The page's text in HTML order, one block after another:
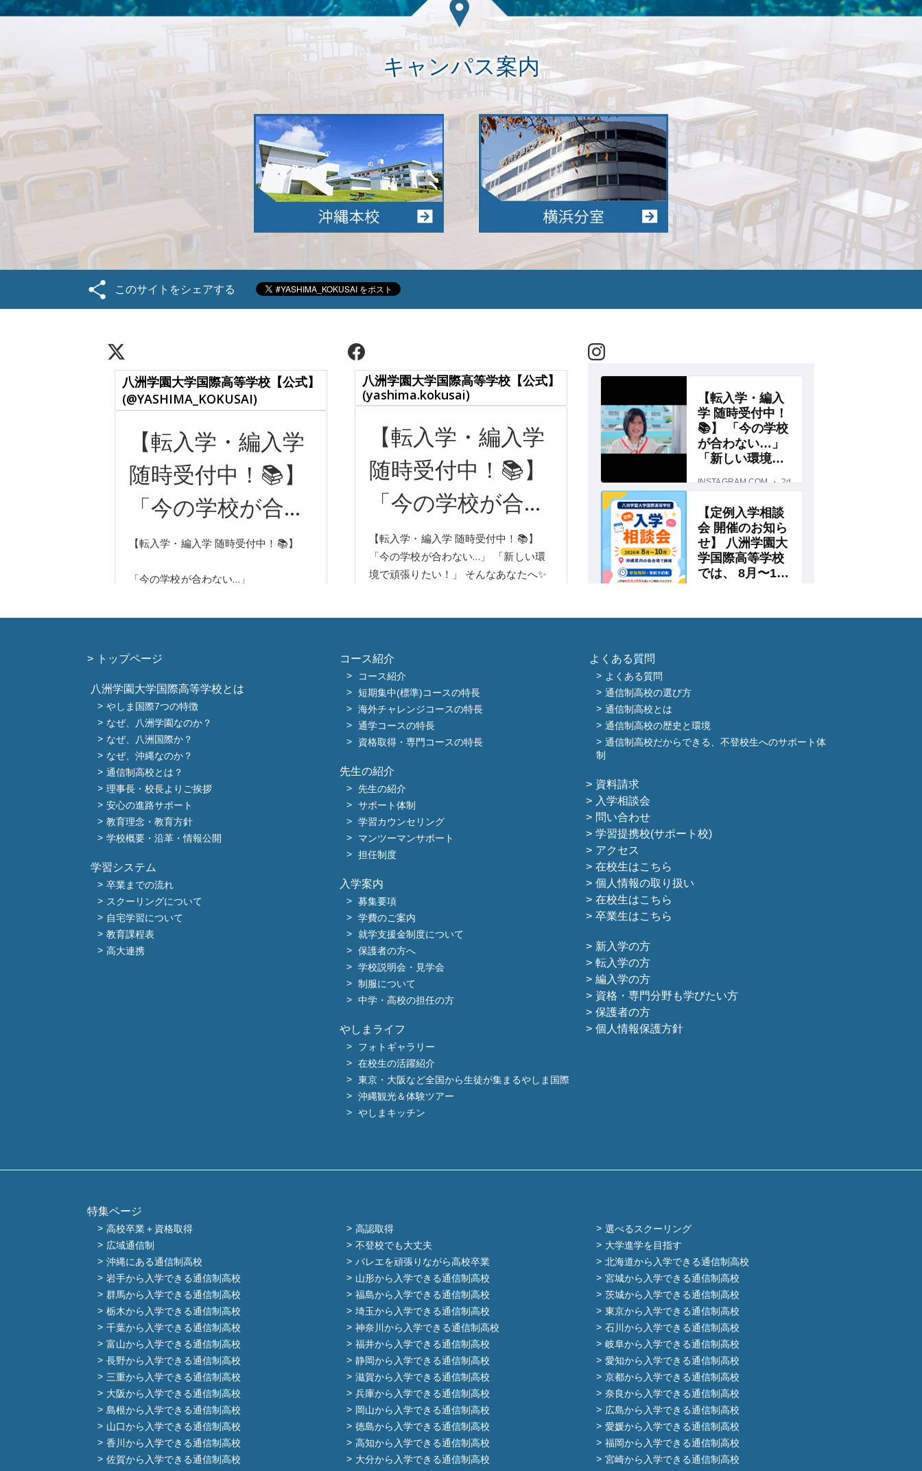
キャンパス案内
このサイトをシェアする
トップページ
八洲学園大学国際高等学校とは
やしま国際7つの特徴
なぜ、八洲学園なのか？
なぜ、八洲国際か？
なぜ、沖縄なのか？
通信制高校とは？
理事長・校長よりご挨拶
安心の進路サポート
教育理念・教育方針
学校概要・沿革・情報公開
学習システム
卒業までの流れ
スクーリングについて
自宅学習について
教育課程表
高大連携
コース紹介
コース紹介
短期集中(標準)コースの特長
海外チャレンジコースの特長
通学コースの特長
資格取得・専門コースの特長
先生の紹介
先生の紹介
サポート体制
学習カウンセリング
マンツーマンサポート
担任制度
入学案内
募集要項
学費のご案内
就学支援金制度について
保護者の方へ
学校説明会・見学会
制服について
中学・高校の担任の方
やしまライフ
フォトギャラリー
在校生の活躍紹介
東京・大阪など全国から生徒が集まるやしま国際
沖縄観光＆体験ツアー
やしまキッチン
よくある質問
よくある質問
通信制高校の選び方
通信制高校とは
通信制高校の歴史と環境
通信制高校だからできる、不登校生へのサポート体
制
資料請求
入学相談会
問い合わせ
学習提携校(サポート校)
アクセス
在校生はこちら
個人情報の取り扱い
在校生はこちら
卒業生はこちら
新入学の方
転入学の方
編入学の方
資格・専門分野も学びたい方
保護者の方
個人情報保護方針
特集ページ
高校卒業＋資格取得 高認取得
選べるスクーリング
広域通信制
不登校でも大丈夫
大学進学を目指す
沖縄にある通信制高校
バレエを頑張りながら高校卒業
北海道から入学できる通信制高校
岩手から入学できる通信制高校
山形から入学できる通信制高校
宮城から入学できる通信制高校
群馬から入学できる通信制高校
福島から入学できる通信制高校
茨城から入学できる通信制高校
栃木から入学できる通信制高校
埼玉から入学できる通信制高校
東京から入学できる通信制高校
千葉から入学できる通信制高校
神奈川から入学できる通信制高校
石川から入学できる通信制高校
富山から入学できる通信制高校
福井から入学できる通信制高校
岐阜から入学できる通信制高校
長野から入学できる通信制高校
静岡から入学できる通信制高校
愛知から入学できる通信制高校
三重から入学できる通信制高校
滋賀から入学できる通信制高校
京都から入学できる通信制高校
大阪から入学できる通信制高校
兵庫から入学できる通信制高校
奈良から入学できる通信制高校
島根から入学できる通信制高校
岡山から入学できる通信制高校
広島から入学できる通信制高校
山口から入学できる通信制高校
徳島から入学できる通信制高校
愛媛から入学できる通信制高校
香川から入学できる通信制高校
高知から入学できる通信制高校
福岡から入学できる通信制高校
佐賀から入学できる通信制高校
大分から入学できる通信制高校
宮崎から入学できる通信制高校